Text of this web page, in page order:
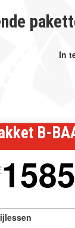
In
B-
1585